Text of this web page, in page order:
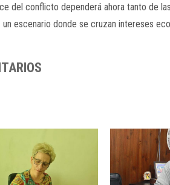
del conflicto dependerá ahora tanto de
un escenario donde se cruzan intereses